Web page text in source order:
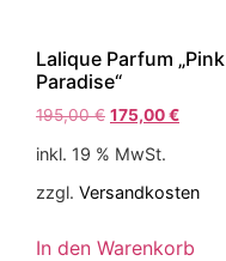
Lalique Parfum „Pink
Paradise“
195,00€ 175,00€
inkl. 19 % MwSt.
zzgl. Versandkosten
In den Warenkorb